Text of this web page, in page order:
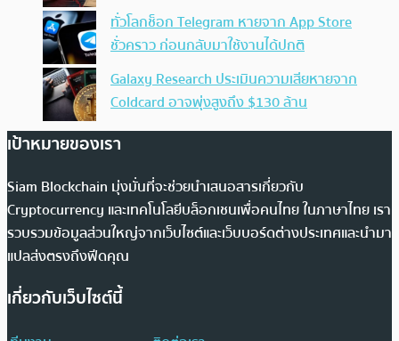
ทั่วโลกช็อก Telegram หายจาก App Store
ชั่วคราว ก่อนกลับมาใช้งานได้ปกติ
Galaxy Research ประเมินความเสียหายจาก
Coldcard อาจพุ่งสูงถึง $130 ล้าน
เป้าหมายของเรา
Siam Blockchain มุ่งมั่นที่จะช่วยนำเสนอสารเกี่ยวกับ
Cryptocurrency และเทคโนโลยีบล็อกเชนเพื่อคนไทย ในภาษาไทย เรา
รวบรวมข้อมูลส่วนใหญ่จากเว็บไซต์และเว็บบอร์ดต่างประเทศและนำมา
แปลส่งตรงถึงฟีดคุณ
เกี่ยวกับเว็บไซต์นี้